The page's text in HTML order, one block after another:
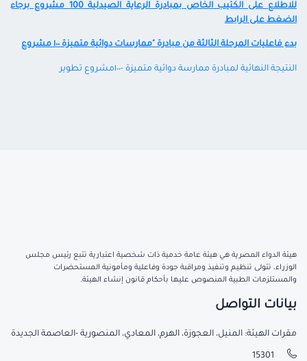
للاطلاع على الكتيب الخاص بمبادرة الرعاية الصيدلية 100 مشروع برجاء
الضغط على الرابط
بدء فاعليات المرحلة الثالثة من مبادرة "ممارسات دوائية متميزة ١٠٠ مشروع
النتيجة النهائية لمبادرة ممارسة دوائية متميزة -١٠٠مشروع تطوير
هيئة الدواء المصرية هي هيئة عامة خدمية ذات شخصية اعتبارية تتبع رئيس مجلس
الوزراء، تتولى تنظيم وتنفيذ ومراقبة جودة وفاعلية ومأمونية المستحضرات
والمستلزمات الطبية المنصوص عليها بأحكام قانون إنشاء الهيئة.
بيانات التواصل
مقرات الهيئة: المنيل، العجوزة، الهرم، المعادي، المنصورية -العاصمة الجديدة
15301